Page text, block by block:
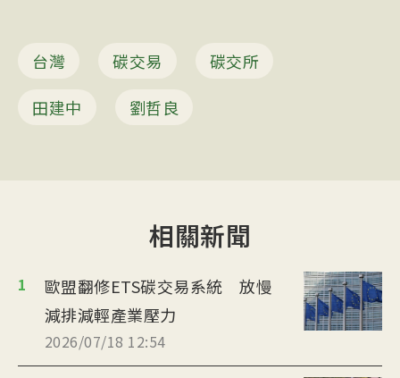
台灣 碳交易
碳交所
田建中
劉哲良
相關新聞
1
歐盟翻修ETS碳交易系統 放慢
減排減輕產業壓力
2026/07/18 12:54